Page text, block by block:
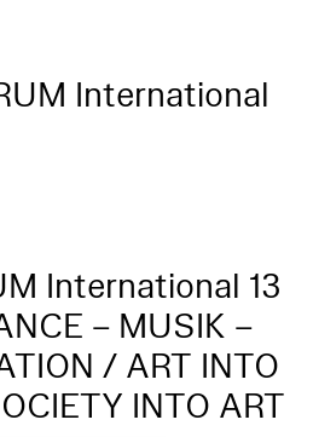
International
International 13
– MUSIK –
/ ART INTO
INTO ART